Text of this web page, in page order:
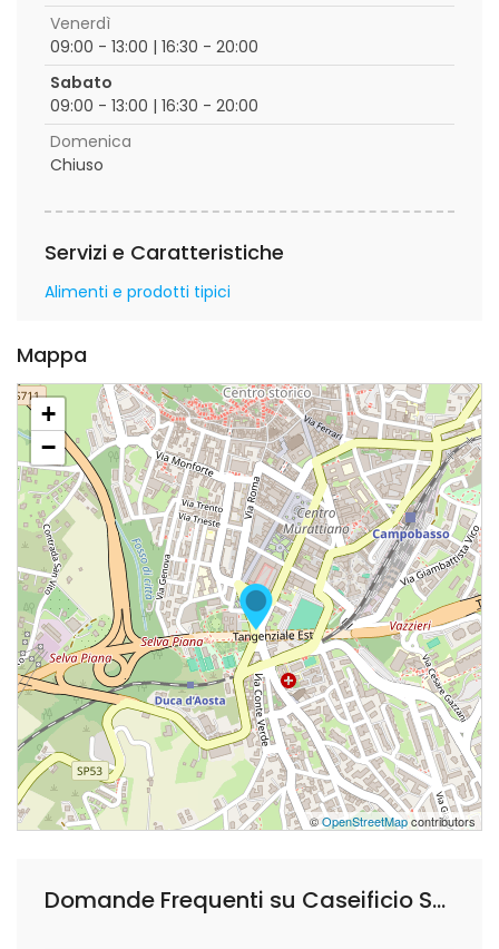
Venerdì
09:00 - 13:00 | 16:30 - 20:00
Sabato
09:00 - 13:00 | 16:30 - 20:00
Domenica
Chiuso
Servizi e Caratteristiche
Alimenti e prodotti tipici
Mappa
+
−
©OpenStreetMapcontributors
Domande Frequenti su Caseificio San Gennaro Punto Vendita